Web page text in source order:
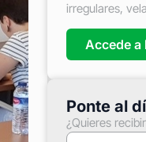
irregulares,
Accede a
Ponte al
¿Quieres